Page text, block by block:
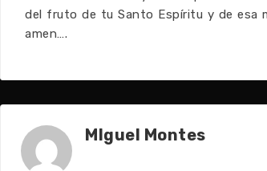
del fruto de tu Santo Espíritu y de esa
amen….
MIguel Montes